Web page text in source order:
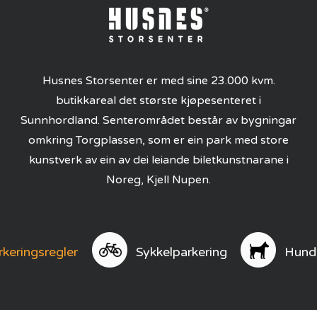
Husnes Storsenter er med sine 23.000 kvm.
butikkareal det største kjøpesenteret i
Sunnhordland. Senterområdet består av bygningar
omkring Torgplassen, som er ein park med store
kunstverk av ein av dei leiande biletkunstnarane i
Noreg, Kjell Nupen.
Sykkelparkering